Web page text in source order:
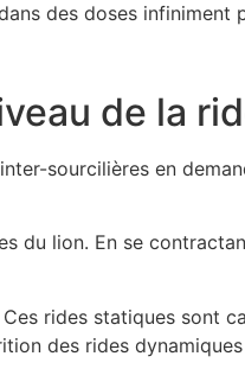
des doses infiniment
de la
sourcilières en
du lion. En se
rides statiques sont
des rides